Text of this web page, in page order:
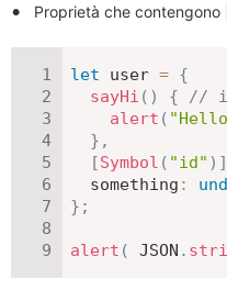
Proprietà che contengono
let user = {
sayHi ( ) {
//
alert (
} ,
[Symbol ( "id" ) ]
something :
} ;
alert ( JSON .